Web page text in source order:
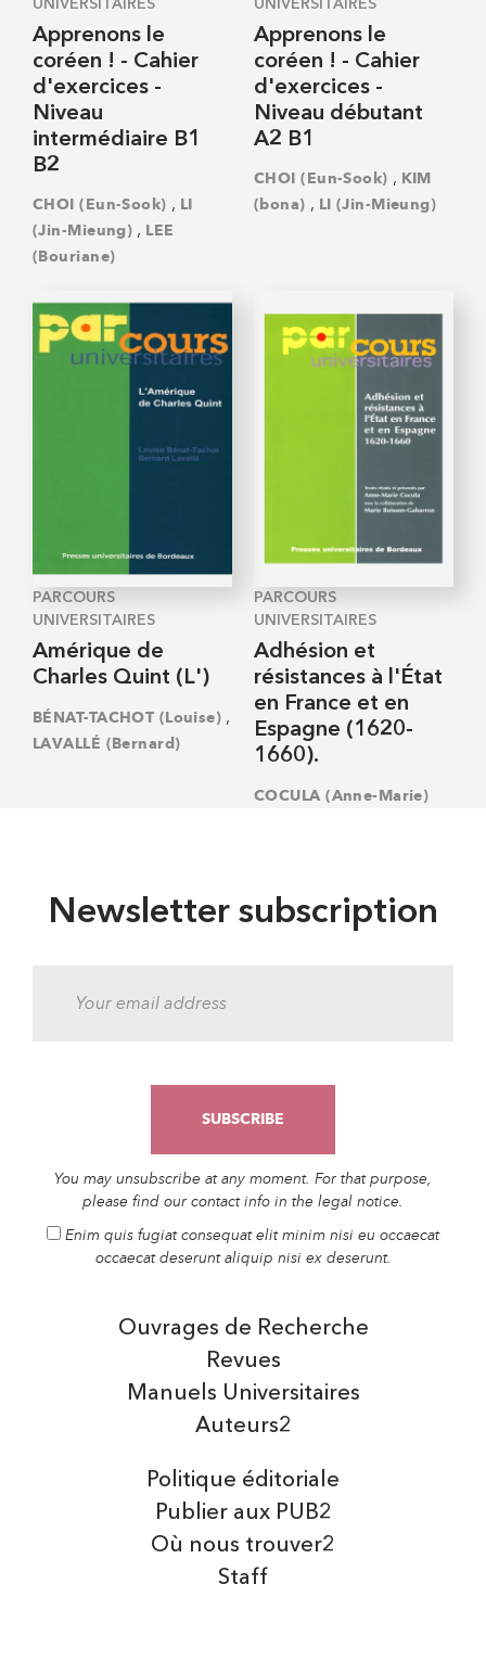
UNIVERSITAIRES
Apprenons le
coréen ! - Cahier
d'exercices -
Niveau
intermédiaire B1
B2
CHOI (Eun-Sook) , LI
(Jin-Mieung) , LEE
(Bouriane)
UNIVERSITAIRES
Apprenons le
coréen ! - Cahier
d'exercices -
Niveau débutant
A2 B1
CHOI (Eun-Sook) , KIM
(bona) , LI (Jin-Mieung)
PARCOURS
UNIVERSITAIRES
Amérique de
Charles Quint (L')
BÉNAT-TACHOT (Louise) ,
LAVALLÉ (Bernard)
PARCOURS
UNIVERSITAIRES
Adhésion et
résistances à l'État
en France et en
Espagne (1620-
1660).
COCULA (Anne-Marie)
Newsletter subscription
You may unsubscribe at any moment. For that purpose,
please find our contact info in the legal notice.
Enim quis fugiat consequat elit minim nisi eu occaecat
occaecat deserunt aliquip nisi ex deserunt.
Auteurs2
Manuels Universitaires
Ouvrages de Recherche
Revues
Politique éditoriale
Publier aux PUB2
Où nous trouver2
Staff